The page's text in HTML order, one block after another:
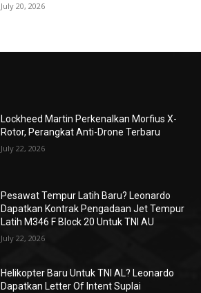
July 20, 2026
Lockheed Martin Perkenalkan Morfius X-
Rotor, Perangkat Anti-Drone Terbaru
July 22, 2026
Pesawat Tempur Latih Baru? Leonardo
Dapatkan Kontrak Pengadaan Jet Tempur
Latih M346 F Block 20 Untuk TNI AU
July 22, 2026
Helikopter Baru Untuk TNI AL? Leonardo
Dapatkan Letter Of Intent Suplai